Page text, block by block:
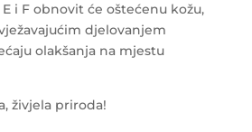
i F obnovit će oštećenu kožu,
djelovanjem
olakšanja na mjestu
živjela priroda!